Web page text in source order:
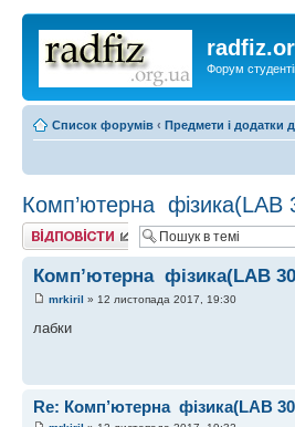
Форум
Список форумів ‹ Предмети і додатки
Комп’ютерна​ ​ фізика(LAB
Відповісти
Комп’ютерна​ ​ фізика(LAB
mrkiril » 12 листопада 2017, 19:30
лабки
Re: Комп’ютерна​ ​ фізика(LAB